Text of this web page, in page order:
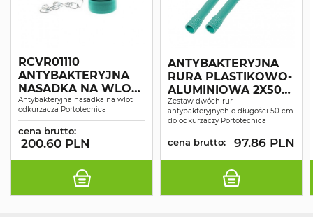
RCVR01110
ANTYBAKTERYJNA
NASADKA NA WLOT
ISO5
Antybakteryjna nasadka na wlot
odkurzacza Portotecnica
cena brutto:
200.60 PLN
ANTYBAKTERYJNA
RURA PLASTIKOWO-
ALUMINIOWA 2X50
CM FI 36MM
Zestaw dwóch rur
antybakteryjnych o długości 50 cm
do odkurzaczy Portotecnica
cena brutto: 97.86 PLN